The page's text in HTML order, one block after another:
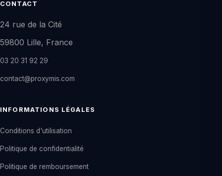
CONTACT
24 rue de la Cité
59800 Lille, France
03 20 31 92 29
contact@proxymis.com
INFORMATIONS LÉGALES
Conditions d'utilisation
Politique de confidentialité
Politique de remboursement